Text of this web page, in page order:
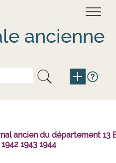
ancienne
ancien du département
1942 1943 1944